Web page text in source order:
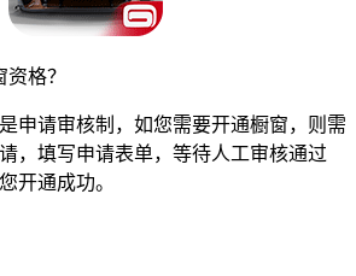
格？
请审核制，如您需要开通橱窗，则需
，填写申请表单，等待人工审核通过
开通成功。